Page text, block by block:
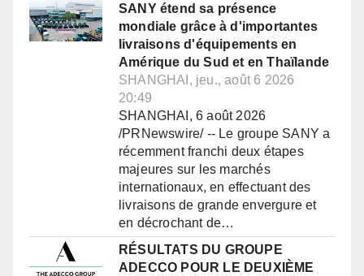
SANY étend sa présence
mondiale grâce à d'importantes
livraisons d'équipements en
Amérique du Sud et en Thaïlande
SHANGHAI, jeu., août 6 2026
20:49
SHANGHAI, 6 août 2026
/PRNewswire/ -- Le groupe SANY a
récemment franchi deux étapes
majeures sur les marchés
internationaux, en effectuant des
livraisons de grande envergure et
en décrochant de…
RÉSULTATS DU GROUPE
ADECCO POUR LE DEUXIÈME